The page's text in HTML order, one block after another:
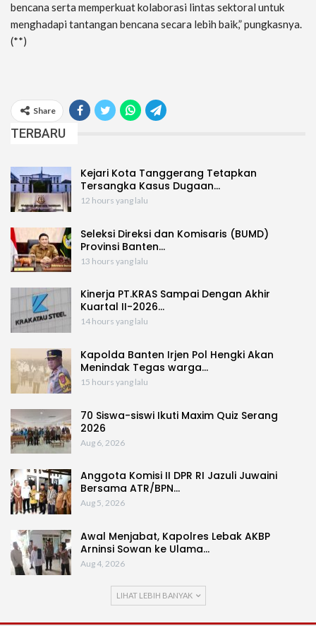
bencana serta memperkuat kolaborasi lintas sektoral untuk
menghadapi tantangan bencana secara lebih baik,” pungkasnya.
(**)
Share
TERBARU
Kejari Kota Tanggerang Tetapkan
Tersangka Kasus Dugaan…
12 hours yang lalu
Seleksi Direksi dan Komisaris (BUMD)
Provinsi Banten…
13 hours yang lalu
Kinerja PT.KRAS Sampai Dengan Akhir
Kuartal II-2026…
14 hours yang lalu
Kapolda Banten Irjen Pol Hengki Akan
Menindak Tegas warga…
15 hours yang lalu
70 Siswa-siswi Ikuti Maxim Quiz Serang
2026
Aug 6, 2026
Anggota Komisi II DPR RI Jazuli Juwaini
Bersama ATR/BPN…
Aug 5, 2026
Awal Menjabat, Kapolres Lebak AKBP
Arninsi Sowan ke Ulama…
Aug 4, 2026
LIHAT LEBIH BANYAK